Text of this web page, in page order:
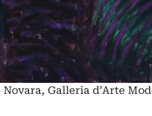
Galleria d’Arte